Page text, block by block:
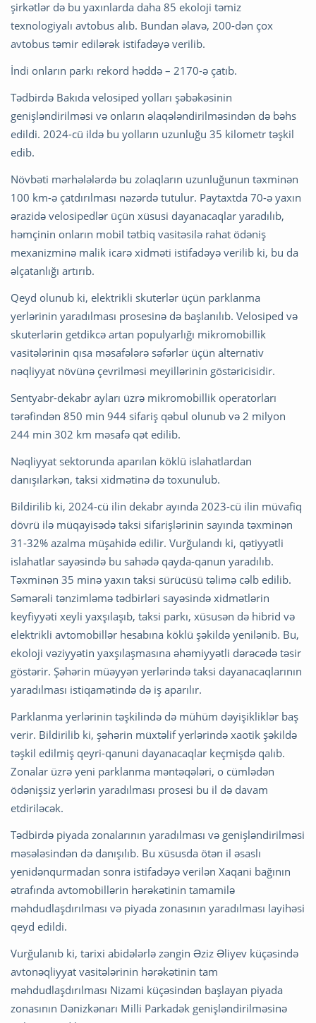
şirkətlər də bu yaxınlarda daha 85 ekoloji təmiz
texnologiyalı avtobus alıb. Bundan əlavə, 200-dən çox
avtobus təmir edilərək istifadəyə verilib.
İndi onların parkı rekord həddə – 2170-ə çatıb.
Tədbirdə Bakıda velosiped yolları şəbəkəsinin
genişləndirilməsi və onların əlaqələndirilməsindən də bəhs
edildi. 2024-cü ildə bu yolların uzunluğu 35 kilometr təşkil
edib.
Növbəti mərhələlərdə bu zolaqların uzunluğunun təxminən
100 km-ə çatdırılması nəzərdə tutulur. Paytaxtda 70-ə yaxın
ərazidə velosipedlər üçün xüsusi dayanacaqlar yaradılıb,
həmçinin onların mobil tətbiq vasitəsilə rahat ödəniş
mexanizminə malik icarə xidməti istifadəyə verilib ki, bu da
əlçatanlığı artırıb.
Qeyd olunub ki, elektrikli skuterlər üçün parklanma
yerlərinin yaradılması prosesinə də başlanılıb. Velosiped və
skuterlərin getdikcə artan populyarlığı mikromobillik
vasitələrinin qısa məsafələrə səfərlər üçün alternativ
nəqliyyat növünə çevrilməsi meyillərinin göstəricisidir.
Sentyabr-dekabr ayları üzrə mikromobillik operatorları
tərəfindən 850 min 944 sifariş qəbul olunub və 2 milyon
244 min 302 km məsafə qət edilib.
Nəqliyyat sektorunda aparılan köklü islahatlardan
danışılarkən, taksi xidmətinə də toxunulub.
Bildirilib ki, 2024-cü ilin dekabr ayında 2023-cü ilin müvafiq
dövrü ilə müqayisədə taksi sifarişlərinin sayında təxminən
31-32% azalma müşahidə edilir. Vurğulandı ki, qətiyyətli
islahatlar sayəsində bu sahədə qayda-qanun yaradılıb.
Təxminən 35 minə yaxın taksi sürücüsü təlimə cəlb edilib.
Səmərəli tənzimləmə tədbirləri sayəsində xidmətlərin
keyfiyyəti xeyli yaxşılaşıb, taksi parkı, xüsusən də hibrid və
elektrikli avtomobillər hesabına köklü şəkildə yenilənib. Bu,
ekoloji vəziyyətin yaxşılaşmasına əhəmiyyətli dərəcədə təsir
göstərir. Şəhərin müəyyən yerlərində taksi dayanacaqlarının
yaradılması istiqamətində də iş aparılır.
Parklanma yerlərinin təşkilində də mühüm dəyişikliklər baş
verir. Bildirilib ki, şəhərin müxtəlif yerlərində xaotik şəkildə
təşkil edilmiş qeyri-qanuni dayanacaqlar keçmişdə qalıb.
Zonalar üzrə yeni parklanma məntəqələri, o cümlədən
ödənişsiz yerlərin yaradılması prosesi bu il də davam
etdiriləcək.
Tədbirdə piyada zonalarının yaradılması və genişləndirilməsi
məsələsindən də danışılıb. Bu xüsusda ötən il əsaslı
yenidənqurmadan sonra istifadəyə verilən Xaqani bağının
ətrafında avtomobillərin hərəkətinin tamamilə
məhdudlaşdırılması və piyada zonasının yaradılması layihəsi
qeyd edildi.
Vurğulanıb ki, tarixi abidələrlə zəngin Əziz Əliyev küçəsində
avtonəqliyyat vasitələrinin hərəkətinin tam
məhdudlaşdırılması Nizami küçəsindən başlayan piyada
zonasının Dənizkənarı Milli Parkadək genişləndirilməsinə